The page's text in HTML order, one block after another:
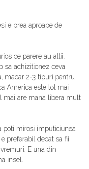
e prea aproape de
ce parere au altii.
sa achizitionez ceva
macar 2-3 tipuri pentru
America este tot mai
mai are mana libera mult
poti mirosi imputiciunea
preferabil decat sa fii
E una din
insel.